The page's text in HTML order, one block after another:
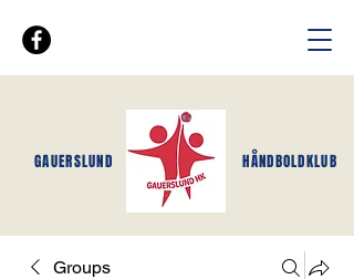
HÅNDBOLDKLUB
GAUERSLUND
Groups